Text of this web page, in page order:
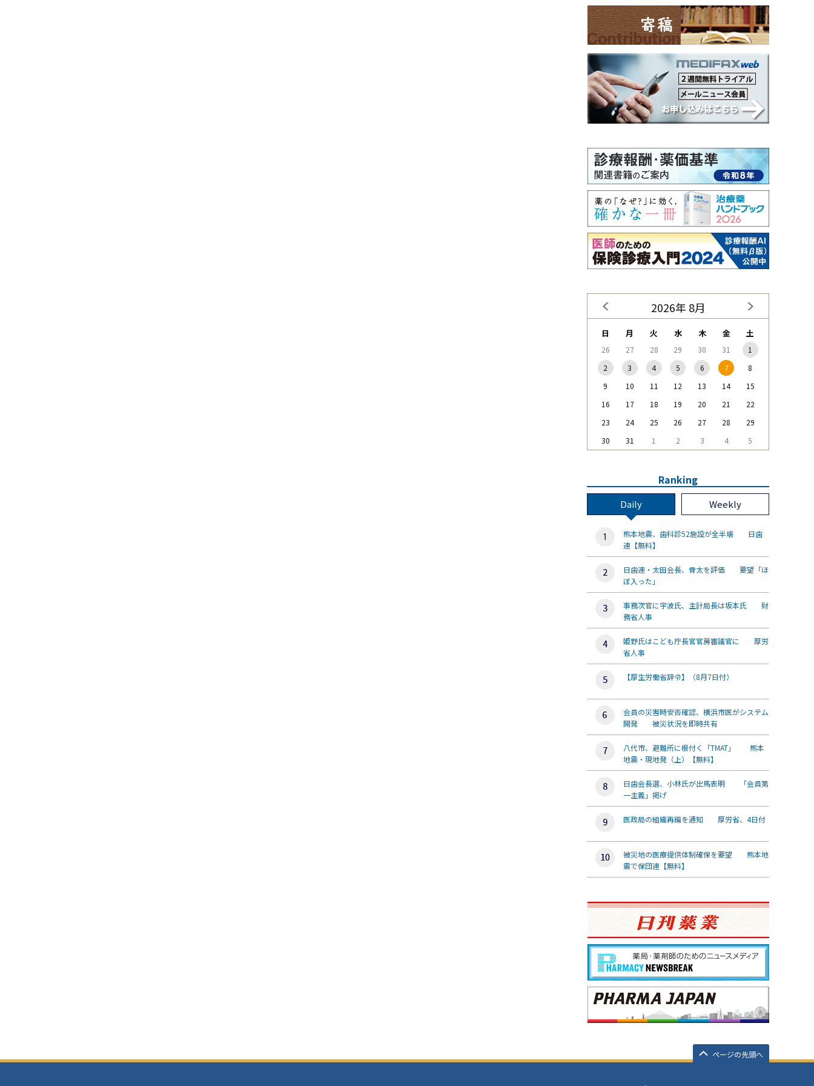
2026年 8月
日 月 火 水 木 金 土
26 27 28 29 30 31
1
2
3 4 5 6 7
8
9
10 11 12 13 14
15
16
17 18 19 20 21
22
23
24 25 26 27 28
29
30
31 1 2 3 4 5
Ranking
Daily Weekly
熊本地震、歯科診52施設が全半壊 日歯
連【無料】
日歯連・太田会長、骨太を評価 要望「ほ
ぼ入った」
事務次官に宇波氏、主計局長は坂本氏 財
務省人事
姫野氏はこども庁長官官房審議官に 厚労
省人事
【厚生労働省辞令】（8月7日付）
会員の災害時安否確認、横浜市医がシステム
開発 被災状況を即時共有
八代市、避難所に根付く「TMAT」 熊本
地震・現地発（上）【無料】
日歯会長選、小林氏が出馬表明 「会員第
一主義」掲げ
医政局の組織再編を通知 厚労省、4日付
被災地の医療提供体制確保を要望 熊本地
震で保団連【無料】
ページの先頭へ